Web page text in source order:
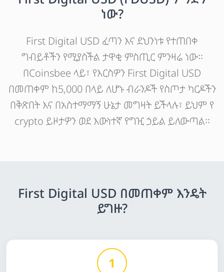
ነው?
First Digital USD ፈጣን እና ደህንነቱ የተጠበቀ
ግብይቶችን የሚያስችል ታዋቂ ምስጢር ምንዛሬ ነው።
በCoinsbee ላይ፣ የእርስዎን First Digital USD
በመጠቀም ከ5,000 በላይ ለሆኑ ብራንዶች የስጦታ ካርዶችን
በቅጽበት እና በአስተማማኝ ሁኔታ መግዛት ይችላሉ፣ ይህም የ
crypto ይዞታዎን ወደ እውነተኛ የግዢ ኃይል ይለውጣል።
First Digital USD በመጠቀም እንዴት
ይግዙ?
1